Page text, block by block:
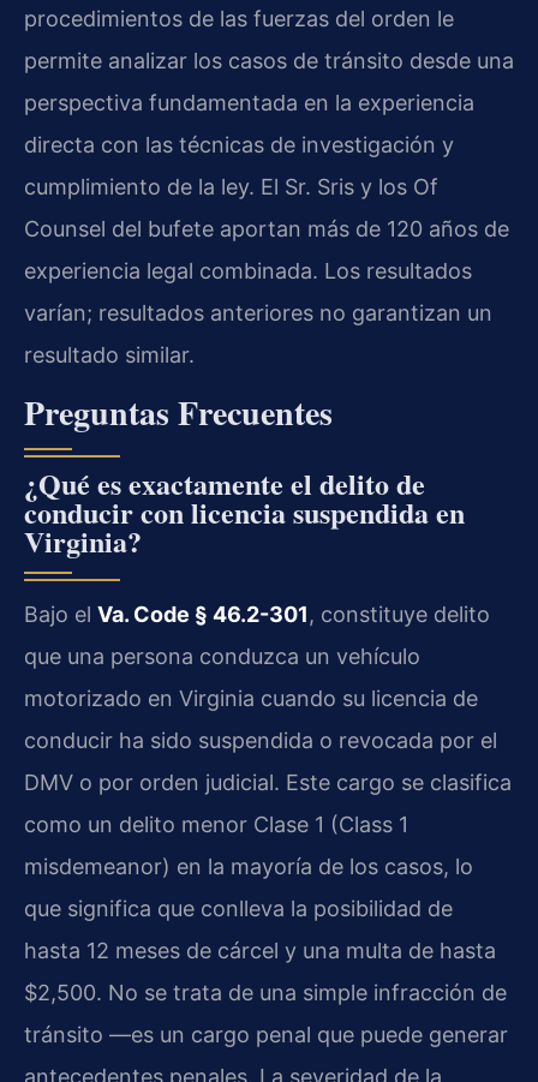
procedimientos de las fuerzas del orden le
permite analizar los casos de tránsito desde una
perspectiva fundamentada en la experiencia
directa con las técnicas de investigación y
cumplimiento de la ley. El Sr. Sris y los Of
Counsel del bufete aportan más de 120 años de
experiencia legal combinada. Los resultados
varían; resultados anteriores no garantizan un
resultado similar.
Preguntas Frecuentes
¿Qué es exactamente el delito de
conducir con licencia suspendida en
Virginia?
Bajo el Va. Code § 46.2-301, constituye delito
que una persona conduzca un vehículo
motorizado en Virginia cuando su licencia de
conducir ha sido suspendida o revocada por el
DMV o por orden judicial. Este cargo se clasifica
como un delito menor Clase 1 (Class 1
misdemeanor) en la mayoría de los casos, lo
que significa que conlleva la posibilidad de
hasta 12 meses de cárcel y una multa de hasta
$2,500. No se trata de una simple infracción de
tránsito —es un cargo penal que puede generar
antecedentes penales. La severidad de la